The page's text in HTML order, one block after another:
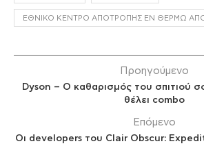
ΕΘΝΙΚΌ ΚΈΝΤΡΟ ΑΠΟΤΡΟΠΉΣ ΕΝ ΘΕΡΜΏ
Προηγούμενο
Dyson – Ο καθαρισμός του σπιτιού
θέλει combo
Επόμενο
Οι developers του Clair Obscur: